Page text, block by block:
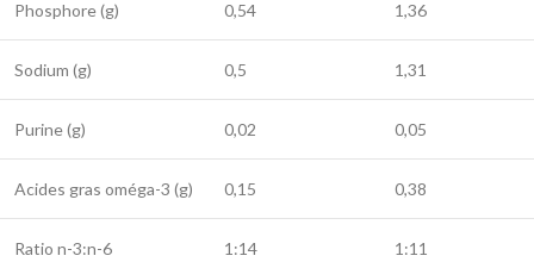
Phosphore (g) 0,54 1,36
Sodium (g) 0,5 1,31
Purine (g) 0,02 0,05
Acides gras oméga-3 (g) 0,15 0,38
Ratio n-3:n-6 1:14 1:11